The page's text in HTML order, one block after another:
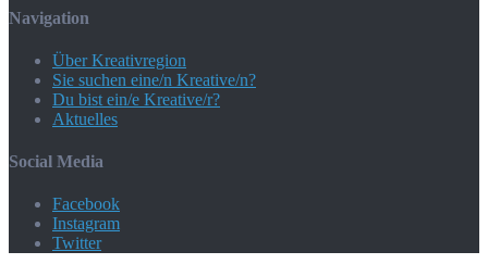
Navigation
Über Kreativregion
Sie suchen eine/n Kreative/n?
Du bist ein/e Kreative/r?
Aktuelles
Social Media
Facebook
Instagram
Twitter